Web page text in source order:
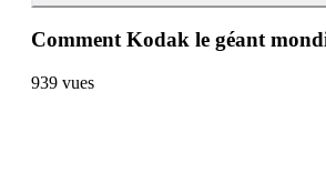
Comment Kodak le géant
939 vues